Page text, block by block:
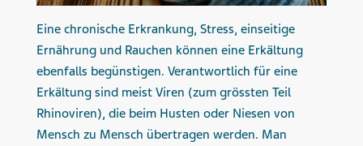
Eine chronische Erkrankung, Stress, einseitige
Ernährung und Rauchen können eine Erkältung
ebenfalls begünstigen. Verantwortlich für eine
Erkältung sind meist Viren (zum grössten Teil
Rhinoviren), die beim Husten oder Niesen von
Mensch zu Mensch übertragen werden. Man